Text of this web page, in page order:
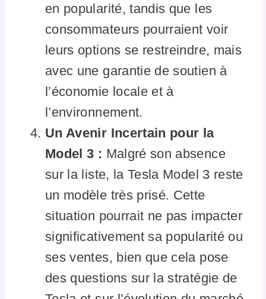
en popularité, tandis que les
consommateurs pourraient voir
leurs options se restreindre, mais
avec une garantie de soutien à
l’économie locale et à
l’environnement.
Un Avenir Incertain pour la
Model 3 : Malgré son absence
sur la liste, la Tesla Model 3 reste
un modèle très prisé. Cette
situation pourrait ne pas impacter
significativement sa popularité ou
ses ventes, bien que cela pose
des questions sur la stratégie de